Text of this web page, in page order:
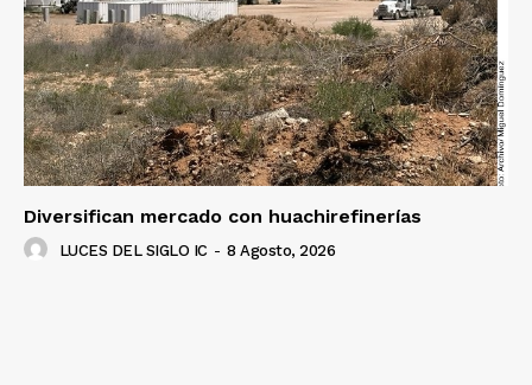
Empresa
Nosotros
Contacto
Política de privacidad
Diversifican mercado con huachirefinerías
LUCES DEL SIGLO IC - 8 Agosto, 2026